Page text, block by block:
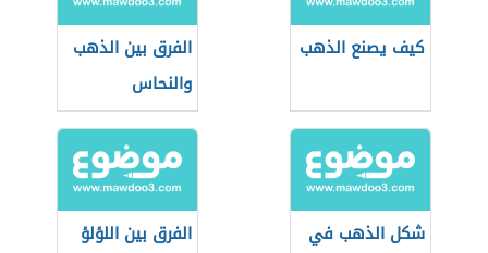
كيف يصنع الذهب
الفرق بين الذهب
والنحاس
شكل الذهب في
الفرق بين اللؤلؤ